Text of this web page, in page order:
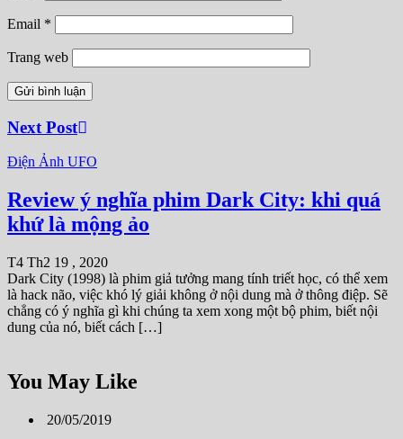
Email *
Trang web
Next Post
Điện Ảnh UFO
Review ý nghĩa phim Dark City: khi quá
khứ là mộng ảo
T4 Th2 19 , 2020
Dark City (1998) là phim giả tưởng mang tính triết học, có thể xem
là hack não, việc khó lý giải không ở nội dung mà ở thông điệp. Sẽ
chẳng có ý nghĩa gì khi chúng ta xem xong một bộ phim, biết nội
dung của nó, biết cách […]
You May Like
20/05/2019